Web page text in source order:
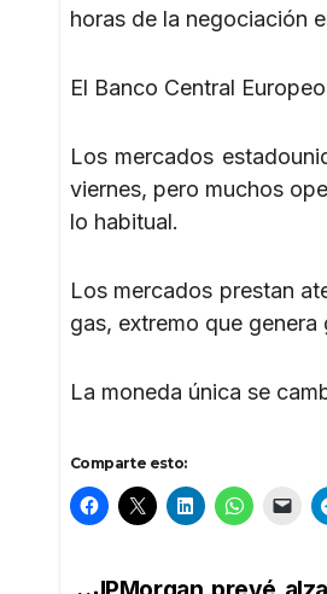
horas de la negociación
El Banco Central
Los mercados
viernes, pero muchos
lo habitual.
Los mercados prestan
gas, extremo que
La moneda única se
Comparte esto: